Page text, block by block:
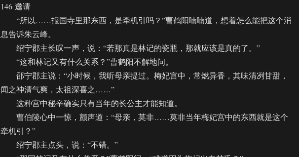
146 邀请
“所以……报国寺里那东西，是牵机引吗？”曹鹤阳喃喃道，想着怎么能把这个消
息告诉朱云峰。
绍宁郡主长叹一声，说：“若那真是林记的瓷瓶，那就应该是真的了。”
“这和林记又有什么关系？”曹鹤阳不解地问。
邵宁郡主说：“小时候，我听母亲提过。梅妃宫中，常燃异香，其味清冽甘甜，
闻之神清气爽，太祖深喜之……”
这种宫中秘辛确实只有当年的长公主才能知道。
曹伯陵心中一惊，颤声道：“母亲，莫非……莫非当年梅妃宫中的东西就是这个
牵机引？”
绍宁郡主点头，说：“不错。”